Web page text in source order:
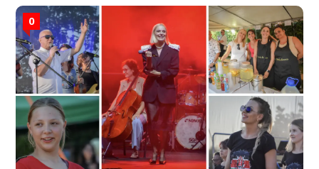
0